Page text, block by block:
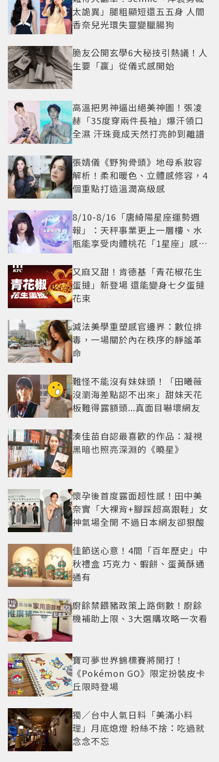
太詭異」腿粗顯短還五五身 人間
香奈兒光環失靈變臘腸狗
脆友公開玄學6大秘技引熱議！人
生要「贏」從儀式感開始
高溫把男神逼出絕美神圖！張凌
赫「35度穿兩件長袖」爆汗領口
全濕 汗珠竟成天然打亮帥到離譜
張婧儀《野狗骨頭》地母系妝容
解析！柔和暖色、立體感修容，4
個重點打造溫潤高級感
8/10-8/16「唐綺陽星座運勢週
報」：天秤事業更上一層樓、水
瓶能享受肉體桃花「1星座」感情
又麻又甜！肯德基「青花椒花生
蛋撻」新登場 還能變身七夕蛋撻
花束
減法美學重塑感官邊界：數位排
毒，一場關於內在秩序的靜謐革
命
難怪不能沒有妹妹頭！「田曦薇
沒瀏海差點認不出來」甜妹天花
板難得露額頭...真面目嚇壞網友
湊佳苗自認最喜歡的作品：凝視
黑暗也照亮深淵的《曉星》
懷孕後首度露面超性感！田中美
奈實「大裸背+腳踩超高跟鞋」女
神氣場全開 不過日本網友卻狠酸
佳節送心意！4間「百年歷史」中
秋禮盒 巧克力、蝦餅、蛋黃酥通
通有
廚餘禁餵豬政策上路倒數！廚餘
機補助上限、3大選購攻略一次看
寶可夢世界錦標賽將開打！
《Pokémon GO》限定扮裝皮卡
丘限時登場
獨／台中人氣日料「美滿小料
理」月底熄燈 粉絲不捨：吃過就
念念不忘